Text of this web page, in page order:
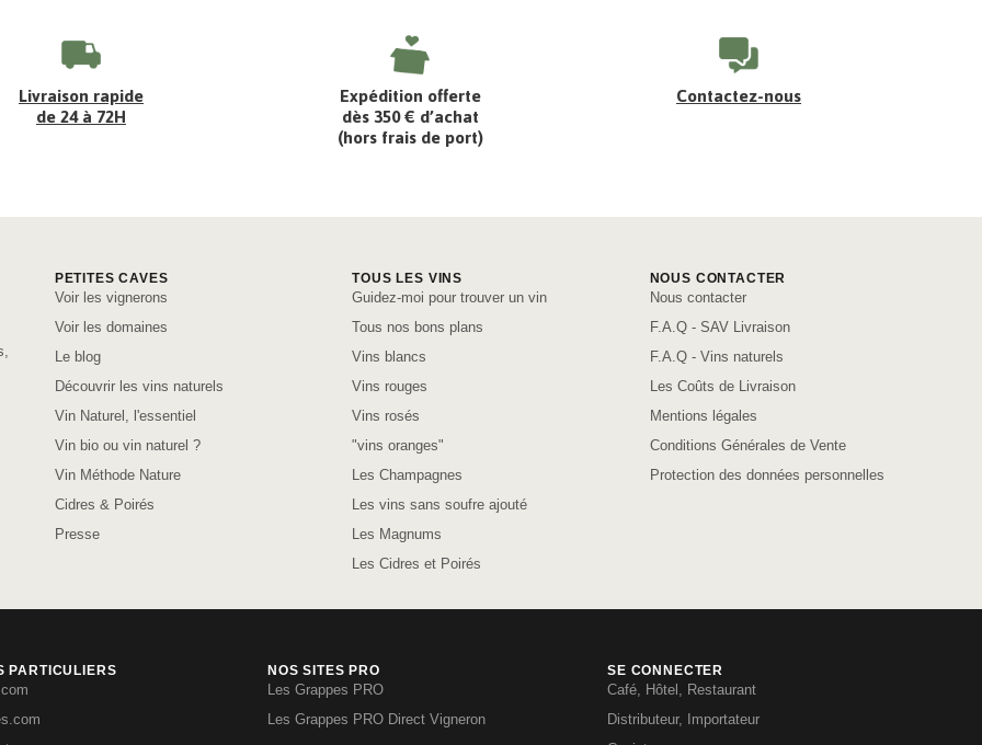
Livraison rapide
de 24 à 72H
Expédition offerte
dès 350 € d’achat
(hors frais de port)
Contactez-nous
PETITES CAVES
Voir les vignerons
Voir les domaines
Le blog
Découvrir les vins naturels
Vin Naturel, l'essentiel
Vin bio ou vin naturel ?
Vin Méthode Nature
Cidres & Poirés
Presse
TOUS LES VINS
Guidez-moi pour trouver un vin
Tous nos bons plans
Vins blancs
Vins rouges
Vins rosés
"vins oranges"
Les Champagnes
Les vins sans soufre ajouté
Les Magnums
Les Cidres et Poirés
NOUS CONTACTER
Nous contacter
F.A.Q - SAV Livraison
F.A.Q - Vins naturels
Les Coûts de Livraison
Mentions légales
Conditions Générales de Vente
Protection des données personnelles
PARTICULIERS NOS SITES PRO
Les Grappes PRO
Les Grappes PRO Direct Vigneron
SE CONNECTER
Café, Hôtel, Restaurant
Distributeur, Importateur